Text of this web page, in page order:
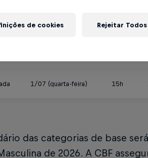
20/06 (sábado) 15h
1/07 (quarta-feira) 15h
das categorias de base
de 2026. A CBF
de cookies Rejeitar Todos